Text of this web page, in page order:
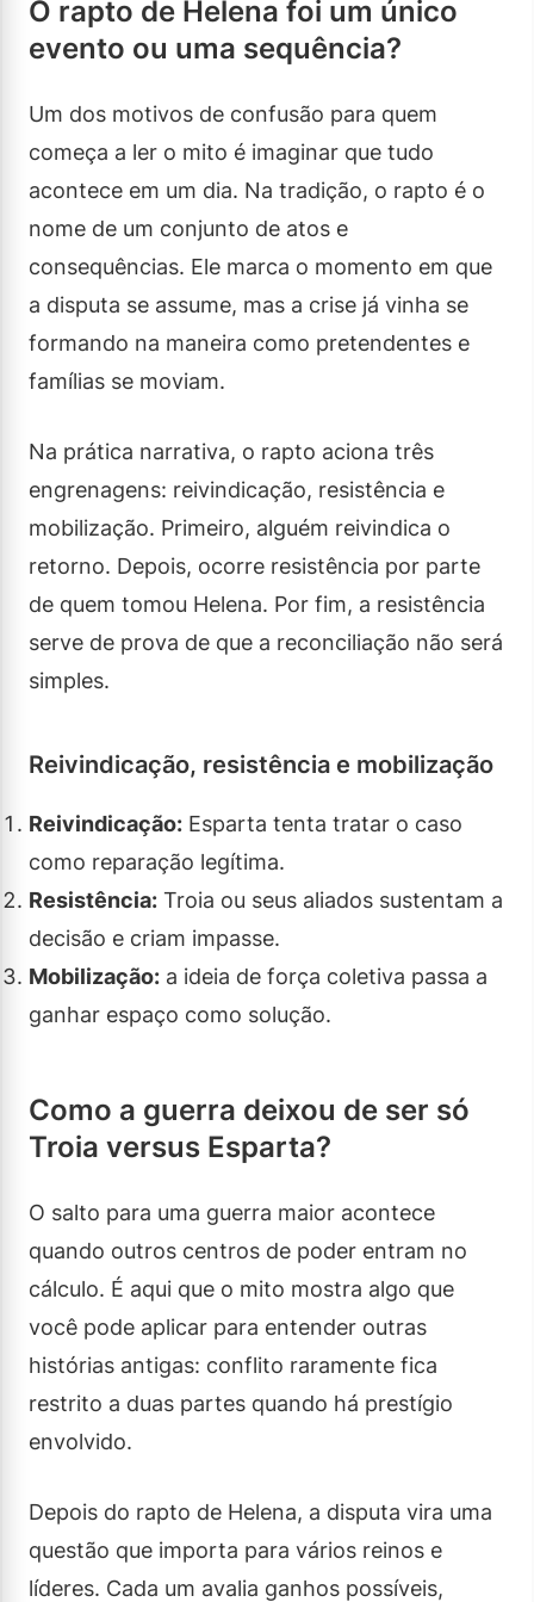
O rapto de Helena foi um único
evento ou uma sequência?
Um dos motivos de confusão para quem
começa a ler o mito é imaginar que tudo
acontece em um dia. Na tradição, o rapto é o
nome de um conjunto de atos e
consequências. Ele marca o momento em que
a disputa se assume, mas a crise já vinha se
formando na maneira como pretendentes e
famílias se moviam.
Na prática narrativa, o rapto aciona três
engrenagens: reivindicação, resistência e
mobilização. Primeiro, alguém reivindica o
retorno. Depois, ocorre resistência por parte
de quem tomou Helena. Por fim, a resistência
serve de prova de que a reconciliação não será
simples.
Reivindicação, resistência e mobilização
Reivindicação: Esparta tenta tratar o caso
como reparação legítima.
Resistência: Troia ou seus aliados sustentam a
decisão e criam impasse.
Mobilização: a ideia de força coletiva passa a
ganhar espaço como solução.
Como a guerra deixou de ser só
Troia versus Esparta?
O salto para uma guerra maior acontece
quando outros centros de poder entram no
cálculo. É aqui que o mito mostra algo que
você pode aplicar para entender outras
histórias antigas: conflito raramente fica
restrito a duas partes quando há prestígio
envolvido.
Depois do rapto de Helena, a disputa vira uma
questão que importa para vários reinos e
líderes. Cada um avalia ganhos possíveis,